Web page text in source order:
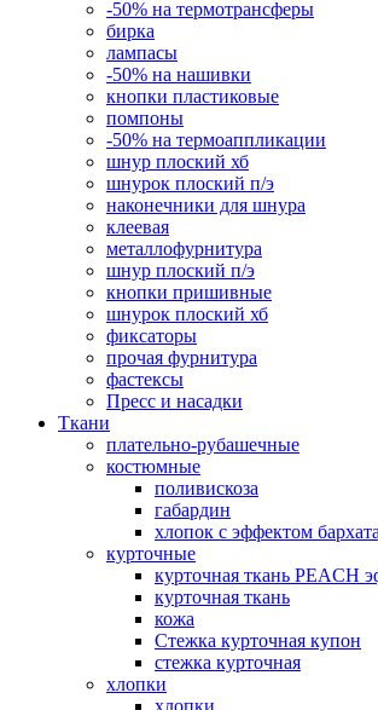
-50% на термотрансферы
бирка
лампасы
-50% на нашивки
кнопки пластиковые
помпоны
-50% на термоаппликации
шнур плоский хб
шнурок плоский п/э
наконечники для шнура
клеевая
металлофурнитура
шнур плоский п/э
кнопки пришивные
шнурок плоский хб
фиксаторы
прочая фурнитура
фастексы
Пресс и насадки
Ткани
плательно-рубашечные
костюмные
поливискоза
габардин
хлопок с эффектом бархата
курточные
курточная ткань PEACH
курточная ткань
кожа
Стежка курточная купон
стежка курточная
хлопки